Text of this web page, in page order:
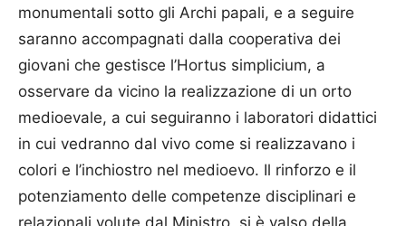
monumentali sotto gli Archi papali, e a seguire
saranno accompagnati dalla cooperativa dei
giovani che gestisce l’Hortus simplicium, a
osservare da vicino la realizzazione di un orto
medioevale, a cui seguiranno i laboratori didattici
in cui vedranno dal vivo come si realizzavano i
colori e l’inchiostro nel medioevo. Il rinforzo e il
potenziamento delle competenze disciplinari e